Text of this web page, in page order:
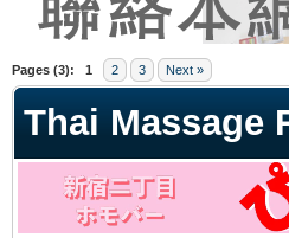
Pages (3): 1 2 3 Next »
Thai Massage